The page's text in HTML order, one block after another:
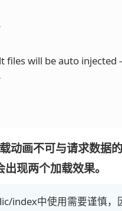
files will be auto injected
动画不可与请求数据
出现两个加载效果。
index中使用需要谨慎，